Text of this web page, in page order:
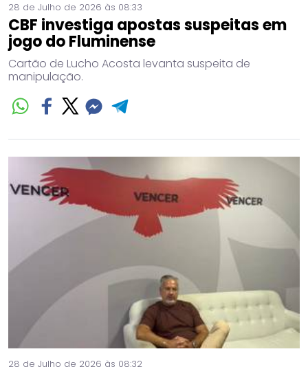
28 de Julho de 2026 às 08:33
CBF investiga apostas suspeitas em
jogo do Fluminense
Cartão de Lucho Acosta levanta suspeita de
manipulação.
28 de Julho de 2026 às 08:32